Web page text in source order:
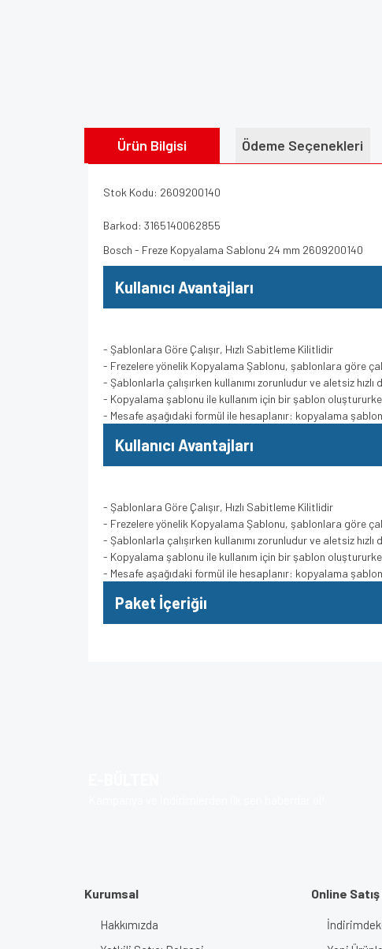
Ürün Bilgisi Ödeme Seçenekleri
Stok Kodu: 2609200140
Barkod: 3165140062855
Bosch - Freze Kopyalama Sablonu 24 mm 2609200140
Kullanıcı Avantajları
- Şablonlara Göre Çalışır, Hızlı Sabitleme Kilitlidir
- Frezelere yönelik Kopyalama Şablonu, şablonlara göre
- Şablonlarla çalışırken kullanımı zorunludur ve aletsiz
- Kopyalama şablonu ile kullanım için bir şablon
- Mesafe aşağıdaki formül ile hesaplanır: kopyalama
Kullanıcı Avantajları
- Şablonlara Göre Çalışır, Hızlı Sabitleme Kilitlidir
- Frezelere yönelik Kopyalama Şablonu, şablonlara göre
- Şablonlarla çalışırken kullanımı zorunludur ve aletsiz
- Kopyalama şablonu ile kullanım için bir şablon
- Mesafe aşağıdaki formül ile hesaplanır: kopyalama
Paket İçeriğiı
Kurumsal
Hakkımızda
Online